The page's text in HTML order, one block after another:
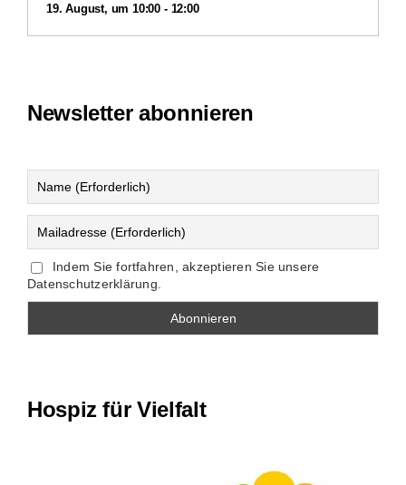
19. August, um 10:00 - 12:00
Newsletter abonnieren
Indem Sie fortfahren, akzeptieren Sie unsere
Datenschutzerklärung.
Hospiz für Vielfalt